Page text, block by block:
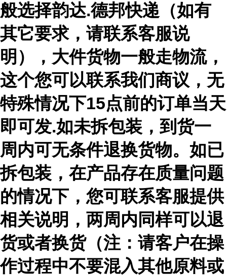
般选择韵达.德邦快递（如有
其它要求，请联系客服说
明），大件货物一般走物流，
这个您可以联系我们商议，无
特殊情况下15点前的订单当天
即可发.如未拆包装，到货一
周内可无条件退换货物。如已
拆包装，在产品存在质量问题
的情况下，您可联系客服提供
相关说明，两周内同样可以退
货或者换货（注：请客户在操
作过程中不要混入其他原料或